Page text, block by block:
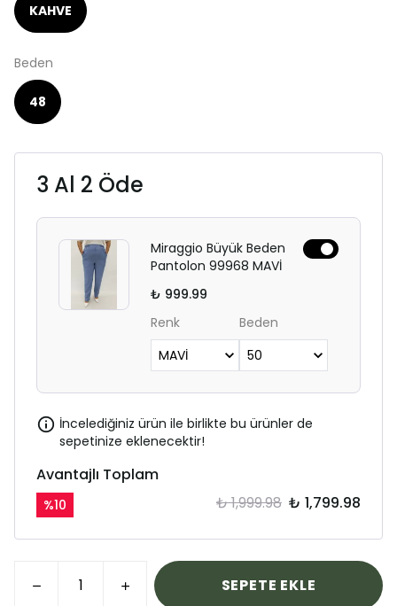
KAHVE
Beden
48
3 Al 2 Öde
Miraggio Büyük Beden
Pantolon 99968 MAVİ
₺ 999.99
Renk
Beden
İncelediğiniz ürün ile birlikte bu ürünler de
sepetinize eklenecektir!
Avantajlı Toplam
%10 ₺ 1,999.98 ₺ 1,799.98
SEPETE EKLE